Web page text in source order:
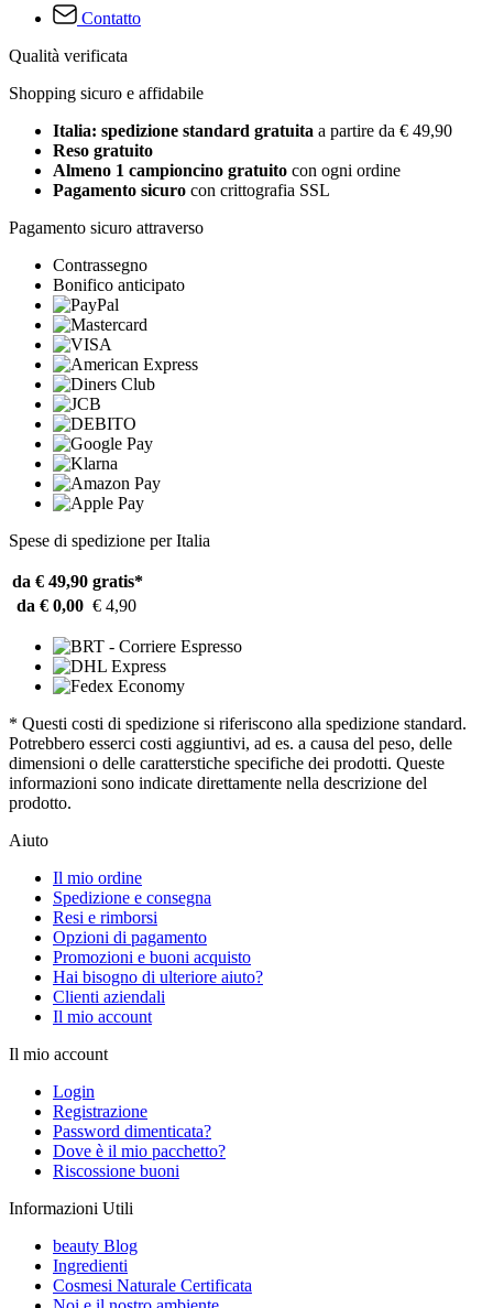
Contatto
Qualità verificata
Shopping sicuro e affidabile
Italia: spedizione standard gratuita a partire da € 49,90
Reso gratuito
Almeno 1 campioncino gratuito con ogni ordine
Pagamento sicuro con crittografia SSL
Pagamento sicuro attraverso
Contrassegno
Bonifico anticipato
Spese di spedizione per Italia
da € 49,90 gratis*
da € 0,00 € 4,90
* Questi costi di spedizione si riferiscono alla spedizione standard.
Potrebbero esserci costi aggiuntivi, ad es. a causa del peso, delle
dimensioni o delle caratterstiche specifiche dei prodotti. Queste
informazioni sono indicate direttamente nella descrizione del
prodotto.
Aiuto
Il mio ordine
Spedizione e consegna
Resi e rimborsi
Opzioni di pagamento
Promozioni e buoni acquisto
Hai bisogno di ulteriore aiuto?
Clienti aziendali
Il mio account
Il mio account
Login
Registrazione
Password dimenticata?
Dove è il mio pacchetto?
Riscossione buoni
Informazioni Utili
beauty Blog
Ingredienti
Cosmesi Naturale Certificata